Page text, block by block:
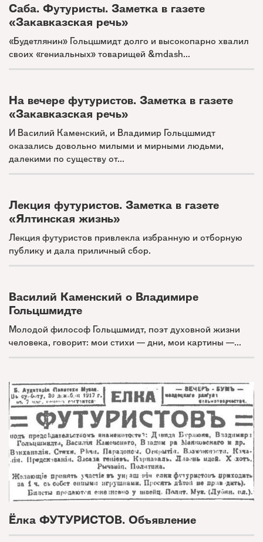
Саба. Футуристы. Заметка в газете
«Закавказская речь»
«Будетлянин» Гольцшмидт долго и высокопарно хвалил
своих «гениальных» товарищей &mdash...
На вечере футуристов. Заметка в газете
«Закавказская речь»
И Василий Каменский, и Владимир Гольцшмидт
оказались довольно милыми и мирными людьми,
далекими по существу от...
Лекция футуристов. Заметка в газете
«Ялтинская жизнь»
Лекция футуристов привлекла избранную и отборную
публику и дала приличный сбор.
Василий Каменский о Владимире
Гольцшмидте
Молодой философ Гольцшмидт, поэт духовной жизни
человека, говорит: мои стихи — дни, мои картины —...
Ёлка ФУТУРИСТОВ. Объявление